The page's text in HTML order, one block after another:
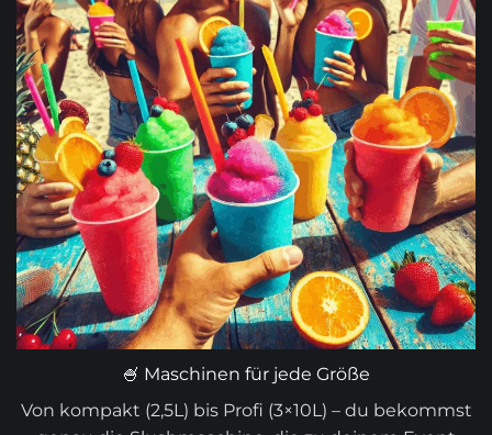
🍧 Maschinen für jede Größe
Von kompakt (2,5L) bis Profi (3×10L) – du bekommst